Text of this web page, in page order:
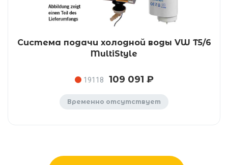
Система подачи холодной воды VW T5/6
MultiStyle
19118 109 091 ₽
Временно отсутствует